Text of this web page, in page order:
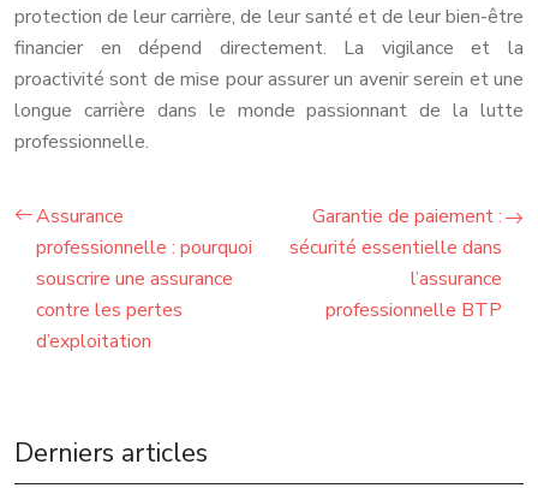
protection de leur carrière, de leur santé et de leur bien-être
financier en dépend directement. La vigilance et la
proactivité sont de mise pour assurer un avenir serein et une
longue carrière dans le monde passionnant de la lutte
professionnelle.
Assurance
professionnelle : pourquoi
souscrire une assurance
contre les pertes
d’exploitation
Garantie de paiement :
sécurité essentielle dans
l’assurance
professionnelle BTP
Derniers articles